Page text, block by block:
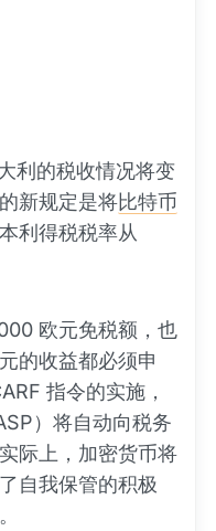
利的税收情况将变
新规定是将比特币
利得税税率从
欧元免税额，也
的收益都必须申
指令的实施，
）将自动向税务
际上，加密货币将
自我保管的积极